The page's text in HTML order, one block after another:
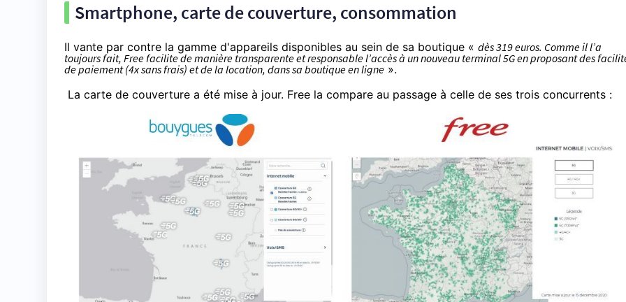
Smartphone, carte de couverture, consommation
Il vante par contre la gamme d'appareils disponibles au sein de sa boutique « dès 319 euros. Comme il l’a
toujours fait, Free facilite de manière transparente et responsable l’accès à un nouveau terminal 5G en proposant des
de paiement (4x sans frais) et de la location, dans sa boutique en ligne ».
La carte de couverture a été mise à jour. Free la compare au passage à celle de ses trois concurrents :